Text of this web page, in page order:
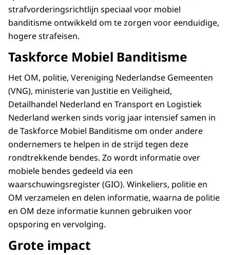
strafvorderingsrichtlijn speciaal voor mobiel
banditisme ontwikkeld om te zorgen voor eenduidige,
hogere strafeisen.
Taskforce Mobiel Banditisme
Het OM, politie, Vereniging Nederlandse Gemeenten
(VNG), ministerie van Justitie en Veiligheid,
Detailhandel Nederland en Transport en Logistiek
Nederland werken sinds vorig jaar intensief samen in
de Taskforce Mobiel Banditisme om onder andere
ondernemers te helpen in de strijd tegen deze
rondtrekkende bendes. Zo wordt informatie over
mobiele bendes gedeeld via een
waarschuwingsregister (GIO). Winkeliers, politie en
OM verzamelen en delen informatie, waarna de politie
en OM deze informatie kunnen gebruiken voor
opsporing en vervolging.
Grote impact